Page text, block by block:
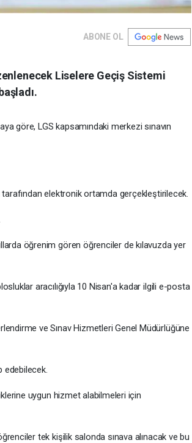
ABONE OL
Liselere Geçiş Sistemi
göre, LGS kapsamındaki merkezi sınavın
elektronik ortamda gerçekleştirilecek.
öğrenim gören öğrenciler de kılavuzda yer
aracılığıyla 10 Nisan'a kadar ilgili e-posta
ve Sınav Hizmetleri Genel Müdürlüğüne
edebilecek.
uygun hizmet alabilmeleri için
tek kişilik salonda sınava alınacak ve bu